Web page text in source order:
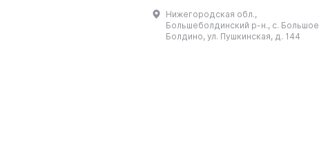
знаменитых пушкинских мест
России. В старинном селе
Большое Болдино
Нижегородская обл.,
Большеболдинский р-н., с. Большое
Болдино, ул. Пушкинская, д. 144